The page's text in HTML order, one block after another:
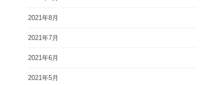
2021年8月
2021年7月
2021年6月
2021年5月